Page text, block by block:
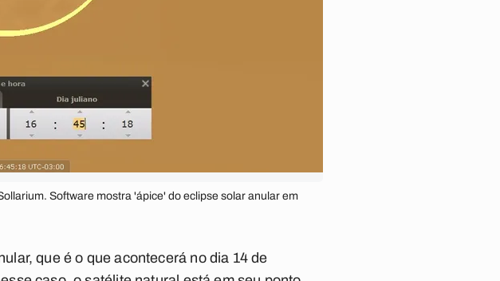
Software mostra 'ápice' do eclipse solar anular em
que é o que acontecerá no dia 14 de